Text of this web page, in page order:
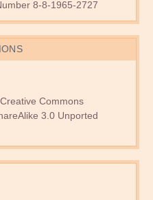
Creative Commons
3.0 Unported